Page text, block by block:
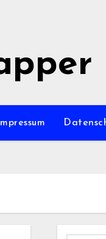
Impressum